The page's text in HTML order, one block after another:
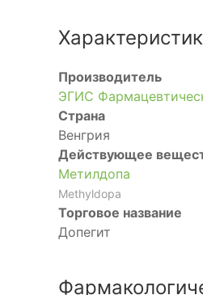
Производитель
ЭГИС
Страна
Венгрия
Действующее
Метилдопа
Methyldopa
Торговое название
Допегит